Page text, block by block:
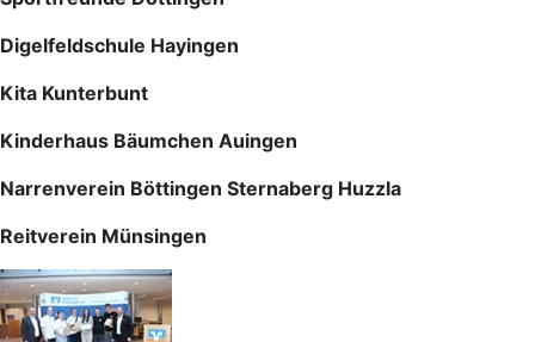
Digelfeldschule Hayingen
Kita Kunterbunt
Kinderhaus Bäumchen Auingen
Narrenverein Böttingen Sternaberg Huzzla
Reitverein Münsingen